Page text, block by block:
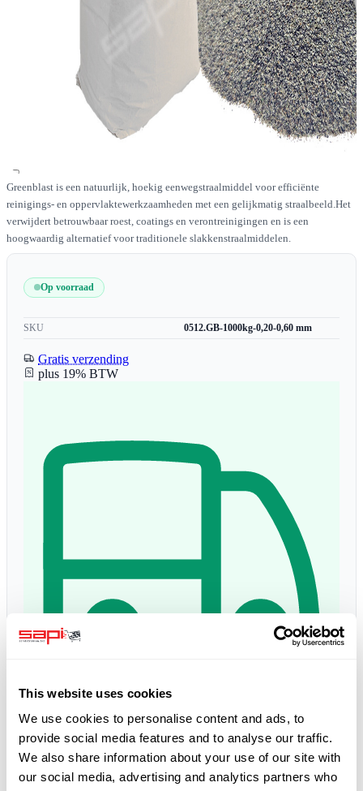
This website uses cookies
We use cookies to personalise content and ads, to
provide social media features and to analyse our traffic.
We also share information about your use of our site with
our social media, advertising and analytics partners who
Greenblast is een natuurlijk, hoekig eenwegstraalmiddel voor efficiënte
reinigings- en oppervlaktewerkzaamheden met een gelijkmatig straalbeeld.Het
verwijdert betrouwbaar roest, coatings en verontreinigingen en is een
hoogwaardig alternatief voor traditionele slakkenstraalmiddelen.
Op voorraad
SKU 0512.GB-1000kg-0,20-0,60 mm
Gratis verzending
plus 19% BTW
Verwachte levering: do, 13 aug*
5.0